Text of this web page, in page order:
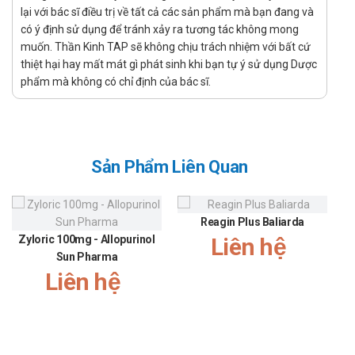
Ít gặp: suy thận cấp tính, nổi mề đay, suy thận,mất nước, khó
chịu toàn thân.
Hiếm gặp: bệnh nhân có thể gặp tình trạng tắc ruột, phản ứng
phản vệ.
Đọc kỹ hướng dẫn sử dụng để hiểu rõ về liều lượng, cách dùng,
Tuân thủ dùng đúng liều lượng và thời gian theo chỉ định của
bác sĩ. Không tự ý tăng hoặc giảm liều.
Không sử dụng khi đã hết hạn, vì hiệu quả có thể giảm sút
hoặc có thể gây hại.
Thực hiện chế độ ăn uống lành mạnh để nâng cao hiệu quả
lại với bác sĩ điều trị về tất cả các sản phẩm mà bạn đang và
có ý định sử dụng để tránh xảy ra tương tác không mong
muốn. Thần Kinh TAP sẽ không chịu trách nhiệm với bất cứ
thiệt hại hay mất mát gì phát sinh khi bạn tự ý sử dụng Dược
phẩm mà không có chỉ định của bác sĩ.
Sản Phẩm Liên Quan
Zyloric 100mg - Allopurinol
Sun Pharma
Liên hệ
Reagin Plus Baliarda
Liên hệ